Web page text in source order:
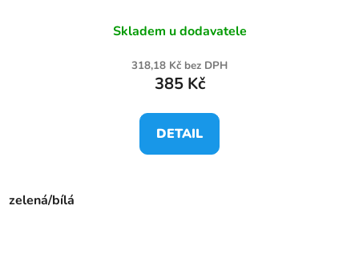
Skladem u dodavatele
318,18 Kč bez DPH
385 Kč
DETAIL
zelená/bílá